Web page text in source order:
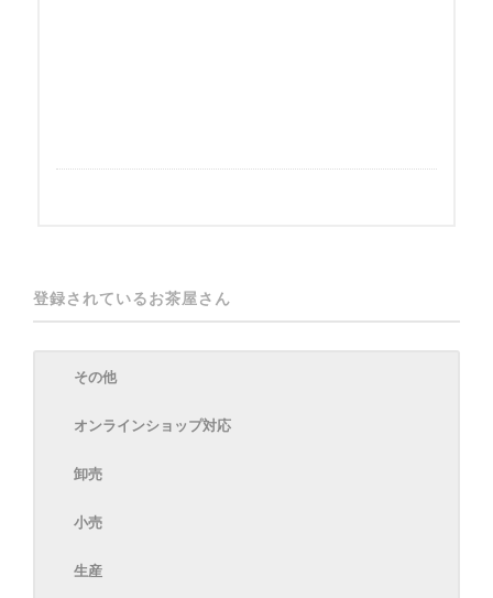
登録されているお茶屋さん
その他
オンラインショップ対応
卸売
小売
生産